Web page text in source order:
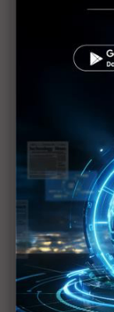
Zonal平台成
電信三雄齊聚
趨勢科技
藏資安風險
AI全面滲透應
資安死角
合勤集團參展
成形